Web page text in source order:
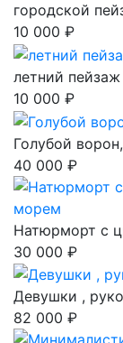
городской
10 000 ₽
летний
10 000 ₽
Голубой
40 000 ₽
Натюрморт с
30 000 ₽
Девушки ,
82 000 ₽